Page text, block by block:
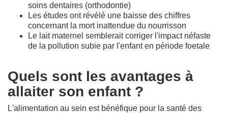
soins dentaires (orthodontie)
Les études ont révélé une baisse des chiffres
concernant la mort inattendue du nourrisson
Le lait maternel semblerait corriger l'impact néfaste
de la pollution subie par l'enfant en période foetale
Quels sont les avantages à
allaiter son enfant ?
L'alimentation au sein est bénéfique pour la santé des